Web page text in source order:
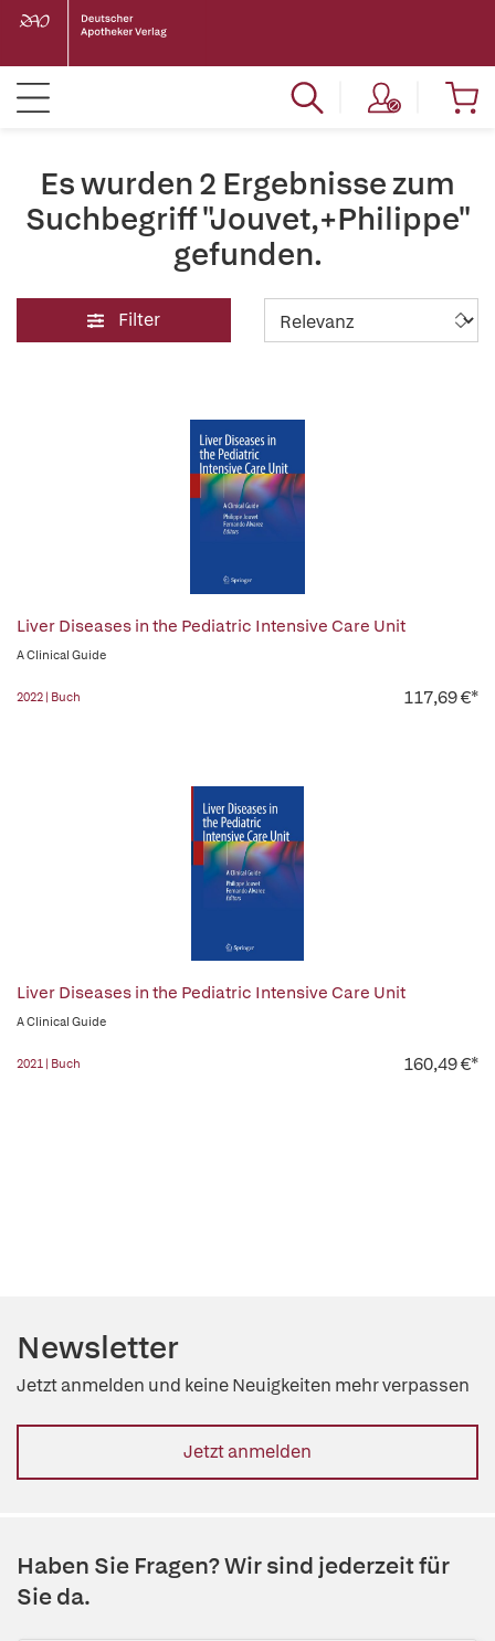
Es wurden 2 Ergebnisse zum
Suchbegriff "Jouvet,+Philippe"
gefunden.
Filter
Liver Diseases in the Pediatric Intensive Care Unit
A Clinical Guide
2022 | Buch 117,69 €*
Liver Diseases in the Pediatric Intensive Care Unit
A Clinical Guide
2021 | Buch 160,49 €*
Newsletter
Jetzt anmelden und keine Neuigkeiten mehr verpassen
Jetzt anmelden
Haben Sie Fragen? Wir sind jederzeit für
Sie da.